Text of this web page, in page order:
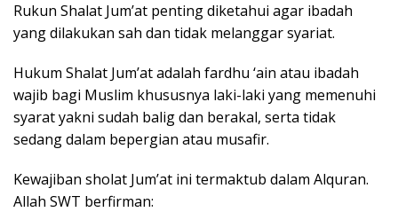
Rukun Shalat Jum’at penting diketahui agar ibadah
yang dilakukan sah dan tidak melanggar syariat.
Hukum Shalat Jum’at adalah fardhu ‘ain atau ibadah
wajib bagi Muslim khususnya laki-laki yang memenuhi
syarat yakni sudah balig dan berakal, serta tidak
sedang dalam bepergian atau musafir.
Kewajiban sholat Jum’at ini termaktub dalam Alquran.
Allah SWT berfirman: